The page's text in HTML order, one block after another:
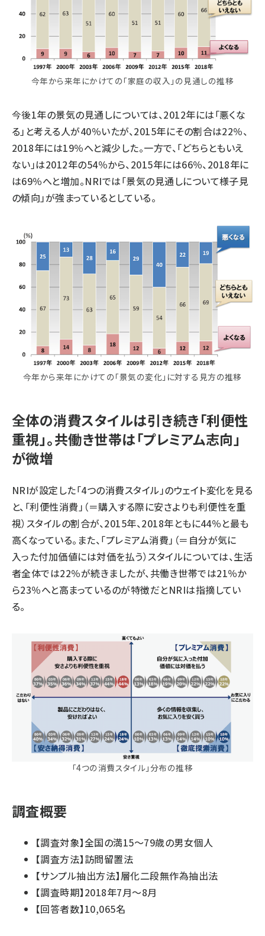
今年から来年にかけての「家庭の収入」の見通しの推移
今後1年の景気の見通しについては、2012年には「悪くな
る」と考える人が40％いたが、2015年にその割合は22％、
2018年には19％へと減少した。一方で、「どちらともいえ
ない」は2012年の54％から、2015年には66％、2018年に
は69％へと増加。NRIでは「景気の見通しについて様子見
の傾向」が強まっているとしている。
今年から来年にかけての「景気の変化」に対する見方の推移
全体の消費スタイルは引き続き「利便性
重視」。共働き世帯は「プレミアム志向」
が微増
NRIが設定した「4つの消費スタイル」のウェイト変化を見る
と、「利便性消費」（＝購入する際に安さよりも利便性を重
視）スタイルの割合が、2015年、2018年ともに44％と最も
高くなっている。また、「プレミアム消費」（＝自分が気に
入った付加価値には対価を払う）スタイルについては、生活
者全体では22％が続きましたが、共働き世帯では21％か
ら23％へと高まっているのが特徴だとNRIは指摘してい
る。
「4つの消費スタイル」分布の推移
調査概要
【調査対象】全国の満15～79歳の男女個人
【調査方法】訪問留置法
【サンプル抽出方法】層化二段無作為抽出法
【調査時期】2018年7月～8月
【回答者数】10,065名